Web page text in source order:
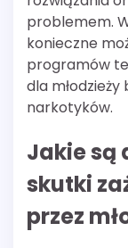
problemem.
konieczne
programów
dla
narkotyków.
Jakie są
skutki
przez